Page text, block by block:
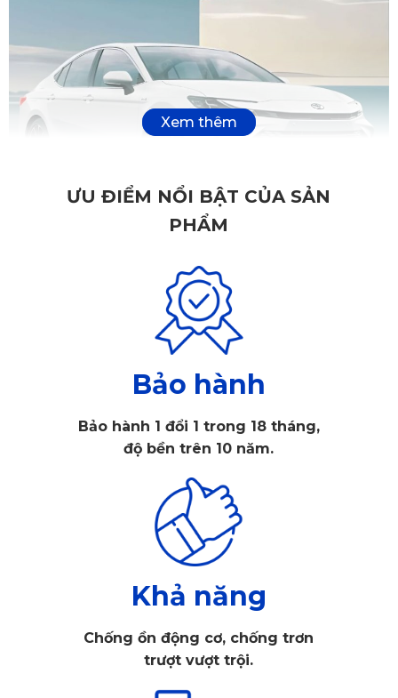
KATA được nhiều chủ xe lựa chọn?
Trong số nhiều thương hiệu áo ghế xe hơi
KATA được đánh giá cao nhờ thiết kế riêng biệt, chất liệu
bền bỉ và tính năng vượt trội, đáp ứng trọn vẹn nhu cầu sử
dụng của người dùng.
1.1. Thiết kế ấn tượng, nâng tầm vẻ đẹp nội
ƯU ĐIỂM NỔI BẬT CỦA SẢN
PHẨM
Bảo hành
Bảo hành 1 đổi 1 trong 18 tháng,
độ bền trên 10 năm.
Khả năng
Chống ồn động cơ, chống trơn
trượt vượt trội.